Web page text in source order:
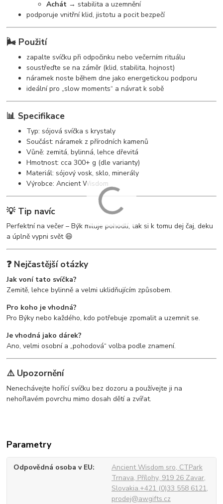
Achát → stabilita a uzemnění
podporuje vnitřní klid, jistotu a pocit bezpečí
🌬️ Použití
zapalte svíčku při odpočinku nebo večerním rituálu
soustřeďte se na záměr (klid, stabilita, hojnost)
náramek noste během dne jako energetickou podporu
ideální pro „slow moments“ a návrat k sobě
📊 Specifikace
Typ: sójová svíčka s krystaly
Součást: náramek z přírodních kamenů
Vůně: zemitá, bylinná, lehce dřevitá
Hmotnost: cca 300+ g (dle varianty)
Materiál: sójový vosk, sklo, minerály
Výrobce: Ancient Wisdom
💡 Tip navíc
Perfektní na večer – Býk miluje pohodlí, tak si k tomu dej čaj, deku
a úplně vypni svět 😄
❓ Nejčastější otázky
Jak voní tato svíčka?
Zemitě, lehce bylinně a velmi uklidňujícím způsobem.
Pro koho je vhodná?
Pro Býky nebo každého, kdo potřebuje zpomalit a uzemnit se.
Je vhodná jako dárek?
Ano, velmi osobní a „pohodová“ volba podle znamení.
⚠️ Upozornění
Nenechávejte hořící svíčku bez dozoru a používejte ji na
nehořlavém povrchu mimo dosah dětí a zvířat.
Parametry
Odpovědná osoba v EU
Ancient Wisdom sro, CTPark
Trnava, Přílohy, 919 26 Zavar,
Slovakia.+421 (0)33 558 6121,
prodej@awgifts.cz